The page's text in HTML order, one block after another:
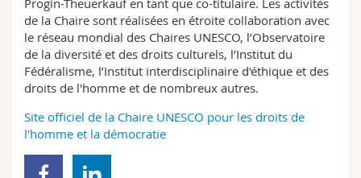
Progin-Theuerkauf en tant que co-titulaire. Les activités
de la Chaire sont réalisées en étroite collaboration avec
le réseau mondial des Chaires UNESCO, l’Observatoire
de la diversité et des droits culturels, l’Institut du
Fédéralisme, l’Institut interdisciplinaire d'éthique et des
droits de l'homme et de nombreux autres.
Site officiel de la Chaire UNESCO pour les droits de
l'homme et la démocratie